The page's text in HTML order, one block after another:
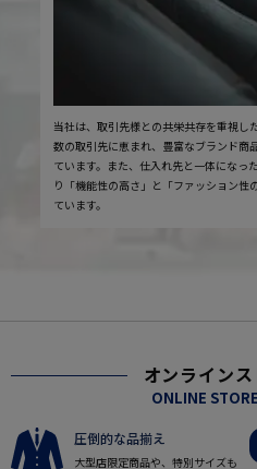
当社は、取引先様との共栄共存を重視し
数の取引先に恵まれ、豊富なブランド商
ています。また、仕入れ先と一体になっ
り「機能性の高さ」と「ファッション性
ています。
オンライン
ONLINE
圧倒的な品揃え
大型店限定商品や、特別サイズも